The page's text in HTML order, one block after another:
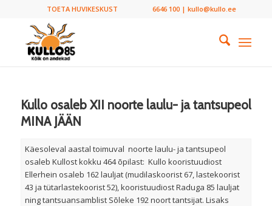
TOETA HUVIKESKUST 6646 100 | kullo@kullo.ee
Kullo osaleb XII noorte laulu- ja tantsupeol
MINA JÄÄN
Käesoleval aastal toimuval noorte laulu- ja tantsupeol
osaleb Kullost kokku 464 õpilast: Kullo kooristuudiost
Ellerhein osaleb 162 lauljat (mudilaskoorist 67, lastekoorist
43 ja tütarlastekoorist 52), kooristuudiost Raduga 85 lauljat
ning tantsuansamblist Sõleke 192 noort tantsijat. Lisaks